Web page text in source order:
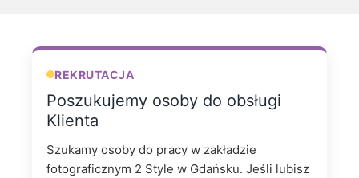
REKRUTACJA
Poszukujemy osoby do obsługi
Klienta
Szukamy osoby do pracy w zakładzie
fotograficznym 2 Style w Gdańsku. Jeśli lubisz